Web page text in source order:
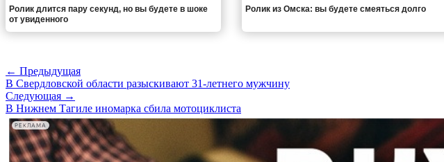
Ролик длится пару секунд, но вы будете в шоке
от увиденного
Ролик из Омска: вы будете смеяться долго
← Предыдущая
В Свердловской области разыскивают 31-летнего мужчину
Следующая →
В Нижнем Тагиле иномарка сбила мотоциклиста
РЕКЛАМА